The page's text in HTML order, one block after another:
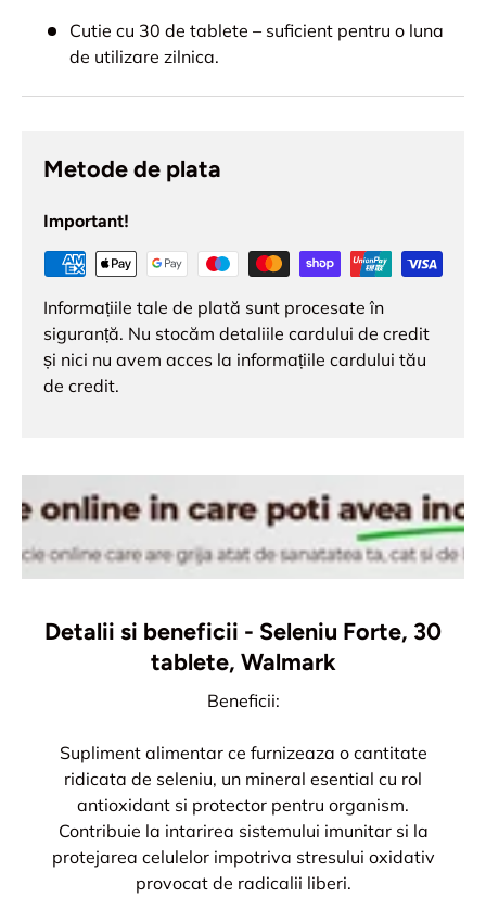
Cutie cu 30 de tablete – suficient pentru o luna
de utilizare zilnica.
Metode de plata
Important!
Informațiile tale de plată sunt procesate în
siguranță. Nu stocăm detaliile cardului de credit
și nici nu avem acces la informațiile cardului tău
de credit.
Detalii si beneficii - Seleniu Forte, 30
tablete, Walmark
Beneficii:
Supliment alimentar ce furnizeaza o cantitate
ridicata de seleniu, un mineral esential cu rol
antioxidant si protector pentru organism.
Contribuie la intarirea sistemului imunitar si la
protejarea celulelor impotriva stresului oxidativ
provocat de radicalii liberi.